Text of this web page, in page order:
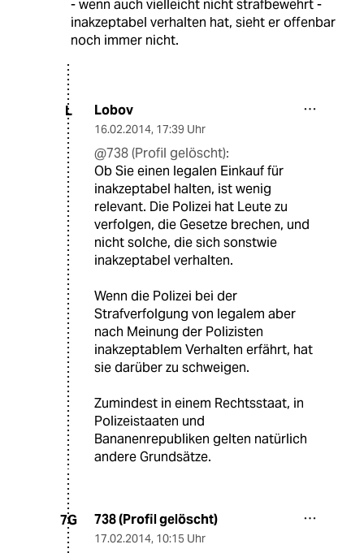
- wenn auch vielleicht nicht strafbewehrt -
inakzeptabel verhalten hat, sieht er offenbar
noch immer nicht.
L Lobov
16.02.2014, 17:39 Uhr
@738 (Profil gelöscht):
Ob Sie einen legalen Einkauf für
inakzeptabel halten, ist wenig
relevant. Die Polizei hat Leute zu
verfolgen, die Gesetze brechen, und
nicht solche, die sich sonstwie
inakzeptabel verhalten.
Wenn die Polizei bei der
Strafverfolgung von legalem aber
nach Meinung der Polizisten
inakzeptablem Verhalten erfährt, hat
sie darüber zu schweigen.
Zumindest in einem Rechtsstaat, in
Polizeistaaten und
Bananenrepubliken gelten natürlich
andere Grundsätze.
7G 738 (Profil gelöscht)
17.02.2014, 10:15 Uhr